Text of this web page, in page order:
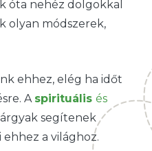
óta nehéz dolgokkal
olyan módszerek,
ehhez, elég ha időt
A spirituális és
segítenek
a világhoz.